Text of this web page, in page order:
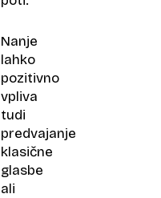
Nanje
lahko
pozitivno
vpliva
tudi
predvajanje
klasične
glasbe
ali